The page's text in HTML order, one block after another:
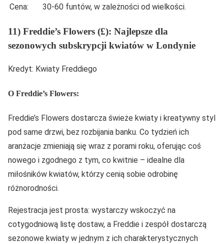
Cena:
30-60 funtów, w zależności od wielkości.
11) Freddie’s Flowers (£): Najlepsze dla
sezonowych subskrypcji kwiatów w Londynie
Kredyt: Kwiaty Freddiego
O Freddie’s Flowers:
Freddie’s Flowers dostarcza świeże kwiaty i kreatywny styl
pod same drzwi, bez rozbijania banku. Co tydzień ich
aranżacje zmieniają się wraz z porami roku, oferując coś
nowego i zgodnego z tym, co kwitnie – idealne dla
miłośników kwiatów, którzy cenią sobie odrobinę
różnorodności.
Rejestracja jest prosta: wystarczy wskoczyć na
cotygodniową listę dostaw, a Freddie i zespół dostarczą
sezonowe kwiaty w jednym z ich charakterystycznych